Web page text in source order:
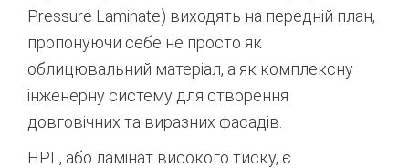
Pressure Laminate) виходять на передній план,
пропонуючи себе не просто як
облицювальний матеріал, а як комплексну
інженерну систему для створення
довговічних та виразних фасадів.
HPL, або ламінат високого тиску, є